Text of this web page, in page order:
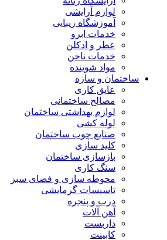
لوازم آرایشی
آموزشگاه زیبایی
خدمات ابرو
عطر و ادکلن
خدمات ناخن
مواد شوینده
ساختمان و سازه
عایق کاری
مصالح ساختمانی
لوازم بهداشتی ساختمان
لوله کشی
صنایع چوب ساختمان
کلید سازی
بازسازی ساختمان
سنگ کاری
محوطه سازی و فضای سبز
تاسیسات گرمایشی
درب و پنجره
آهن آلات
داربست
کابینت